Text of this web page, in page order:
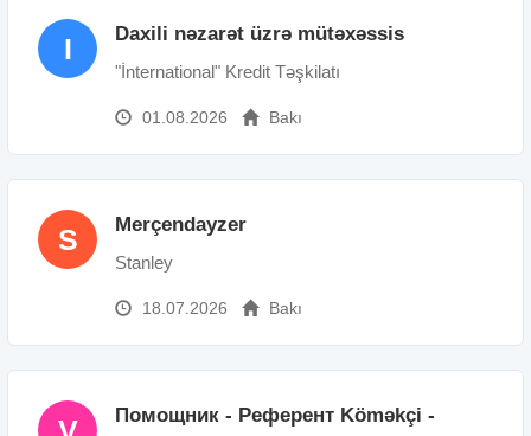
I Daxili nəzarət üzrə mütəxəssis
"İnternational" Kredit Təşkilatı
01.08.2026 Bakı
S Merçendayzer
Stanley
18.07.2026 Bakı
Помощник - Референт Köməkçi -